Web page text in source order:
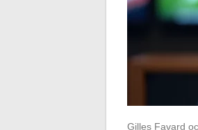
Gilles Favard